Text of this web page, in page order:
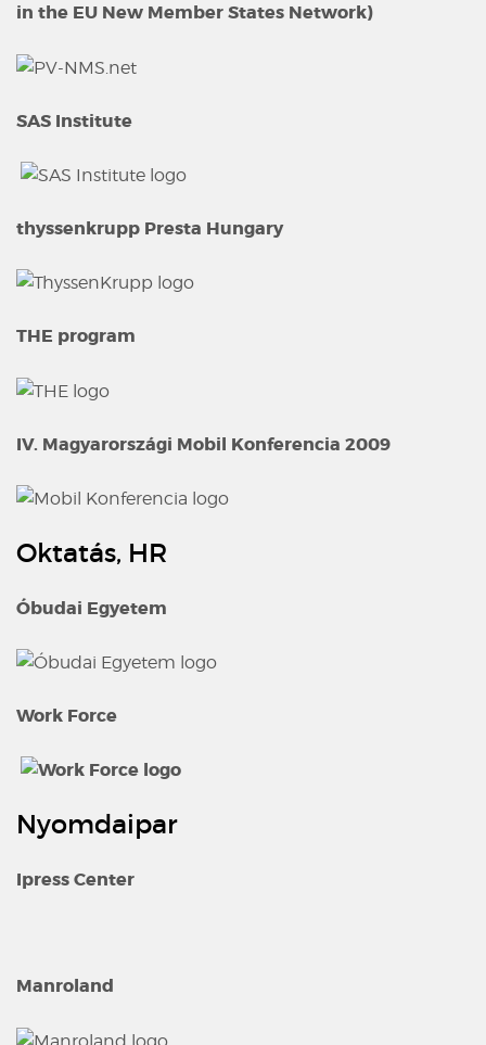
in the EU New Member States Network)
SAS Institute
thyssenkrupp Presta Hungary
THE program
IV. Magyarországi Mobil Konferencia 2009
Oktatás, HR
Óbudai Egyetem
Work Force
Nyomdaipar
Ipress Center
Manroland